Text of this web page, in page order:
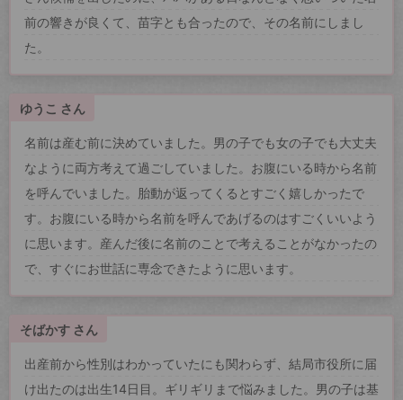
前の響きが良くて、苗字とも合ったので、その名前にしまし
た。
ゆうこ さん
名前は産む前に決めていました。男の子でも女の子でも大丈夫
なように両方考えて過ごしていました。お腹にいる時から名前
を呼んでいました。胎動が返ってくるとすごく嬉しかったで
す。お腹にいる時から名前を呼んであげるのはすごくいいよう
に思います。産んだ後に名前のことで考えることがなかったの
で、すぐにお世話に専念できたように思います。
そばかす さん
出産前から性別はわかっていたにも関わらず、結局市役所に届
け出たのは出生14日目。ギリギリまで悩みました。男の子は基